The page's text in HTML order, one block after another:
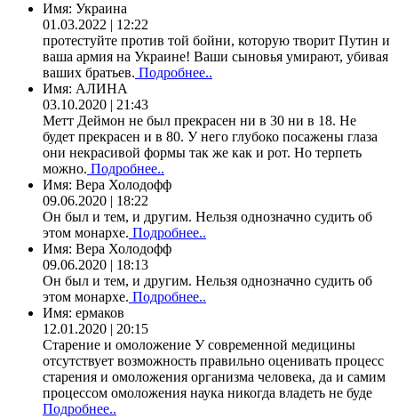
Имя: Украина
01.03.2022 | 12:22
протестуйте против той бойни, которую творит Путин и
ваша армия на Украине! Ваши сыновья умирают, убивая
ваших братьев. Подробнее..
Имя: АЛИНА
03.10.2020 | 21:43
Метт Деймон не был прекрасен ни в 30 ни в 18. Не
будет прекрасен и в 80. У него глубоко посажены глаза
они некрасивой формы так же как и рот. Но терпеть
можно. Подробнее..
Имя: Вера Холодофф
09.06.2020 | 18:22
Он был и тем, и другим. Нельзя однозначно судить об
этом монархе. Подробнее..
Имя: Вера Холодофф
09.06.2020 | 18:13
Он был и тем, и другим. Нельзя однозначно судить об
этом монархе. Подробнее..
Имя: ермаков
12.01.2020 | 20:15
Старение и омоложение У современной медицины
отсутствует возможность правильно оценивать процесс
старения и омоложения организма человека, да и самим
процессом омоложения наука никогда владеть не буде
Подробнее..